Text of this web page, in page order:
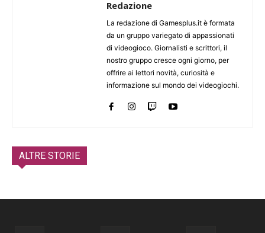
Redazione
La redazione di Gamesplus.it è formata
da un gruppo variegato di appassionati
di videogioco. Giornalisti e scrittori, il
nostro gruppo cresce ogni giorno, per
offrire ai lettori novità, curiosità e
informazione sul mondo dei videogiochi.
ALTRE STORIE